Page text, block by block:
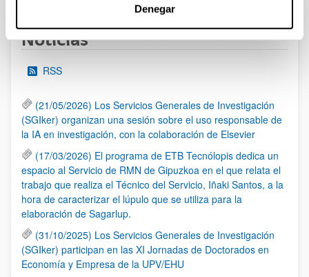
Denegar
Noticias
RSS
(21/05/2026) Los Servicios Generales de Investigación
(SGIker) organizan una sesión sobre el uso responsable de
la IA en investigación, con la colaboración de Elsevier
(17/03/2026) El programa de ETB Tecnólopis dedica un
espacio al Servicio de RMN de Gipuzkoa en el que relata el
trabajo que realiza el Técnico del Servicio, Iñaki Santos, a la
hora de caracterizar el lúpulo que se utiliza para la
elaboración de Sagarlup.
(31/10/2025) Los Servicios Generales de Investigación
(SGIker) participan en las XI Jornadas de Doctorados en
Economía y Empresa de la UPV/EHU